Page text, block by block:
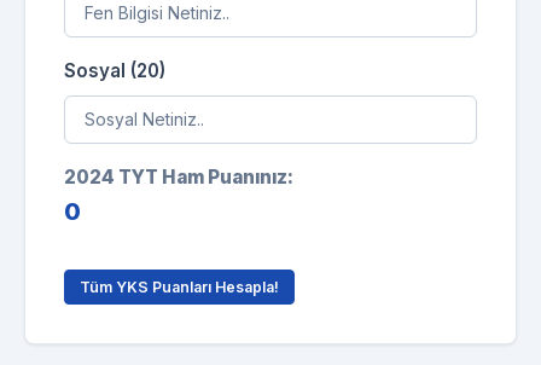
Sosyal (20)
2024 TYT Ham Puanınız:
0
Tüm YKS Puanları Hesapla!